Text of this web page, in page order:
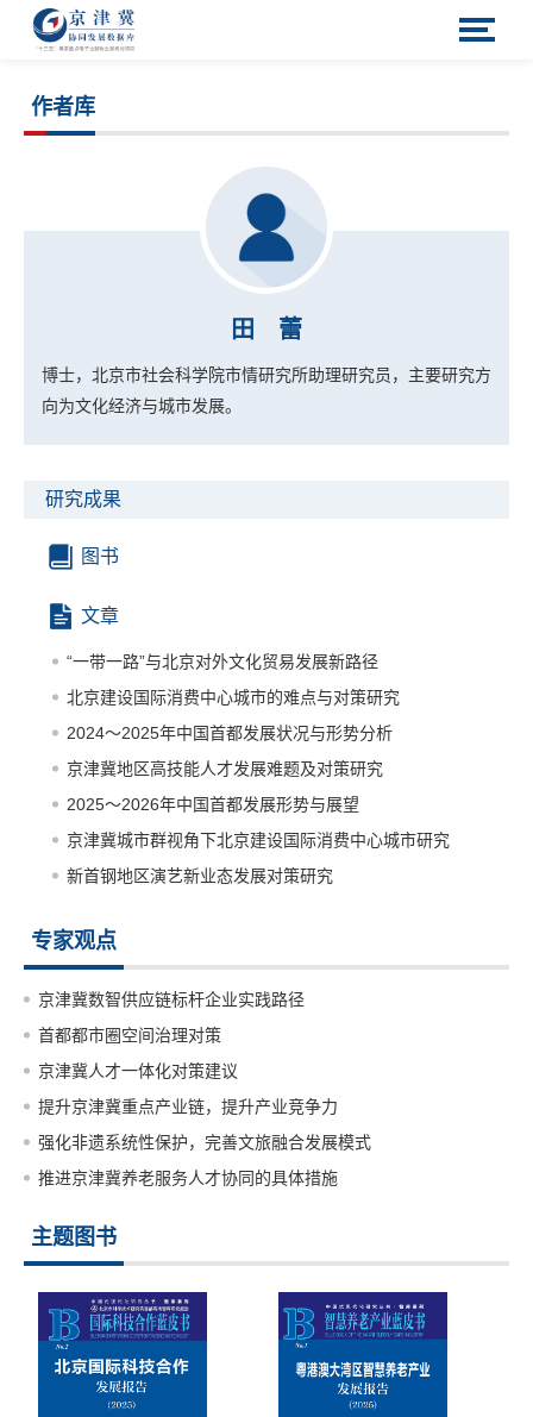
作者库
田 蕾
博士，北京市社会科学院市情研究所助理研究员，主要研究方
向为文化经济与城市发展。
研究成果
图书
文章
“一带一路”与北京对外文化贸易发展新路径
北京建设国际消费中心城市的难点与对策研究
2024～2025年中国首都发展状况与形势分析
京津冀地区高技能人才发展难题及对策研究
2025～2026年中国首都发展形势与展望
京津冀城市群视角下北京建设国际消费中心城市研究
新首钢地区演艺新业态发展对策研究
专家观点
京津冀数智供应链标杆企业实践路径
首都都市圈空间治理对策
京津冀人才一体化对策建议
提升京津冀重点产业链，提升产业竞争力
强化非遗系统性保护，完善文旅融合发展模式
推进京津冀养老服务人才协同的具体措施
主题图书